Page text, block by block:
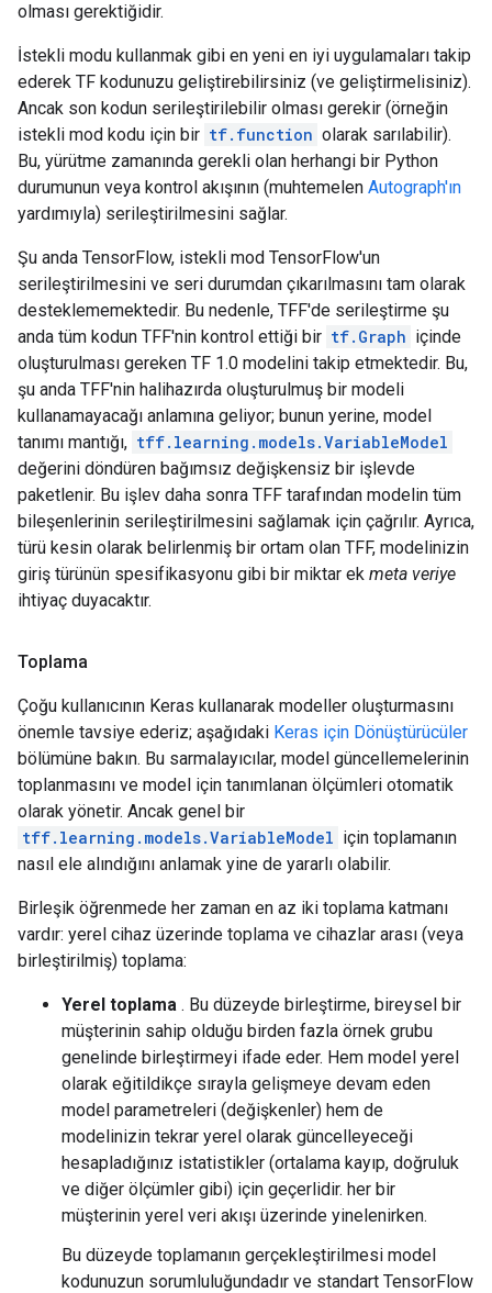
olması gerektiğidir.
İstekli modu kullanmak gibi en yeni en iyi uygulamaları takip
ederek TF kodunuzu geliştirebilirsiniz (ve geliştirmelisiniz).
Ancak son kodun serileştirilebilir olması gerekir (örneğin
istekli mod kodu için bir tf.function olarak sarılabilir).
Bu, yürütme zamanında gerekli olan herhangi bir Python
durumunun veya kontrol akışının (muhtemelen Autograph'ın
yardımıyla) serileştirilmesini sağlar.
Şu anda TensorFlow, istekli mod TensorFlow'un
serileştirilmesini ve seri durumdan çıkarılmasını tam olarak
desteklememektedir. Bu nedenle, TFF'de serileştirme şu
anda tüm kodun TFF'nin kontrol ettiği bir tf.Graph içinde
oluşturulması gereken TF 1.0 modelini takip etmektedir. Bu,
şu anda TFF'nin halihazırda oluşturulmuş bir modeli
kullanamayacağı anlamına geliyor; bunun yerine, model
tanımı mantığı, tff.learning.models.VariableModel
değerini döndüren bağımsız değişkensiz bir işlevde
paketlenir. Bu işlev daha sonra TFF tarafından modelin tüm
bileşenlerinin serileştirilmesini sağlamak için çağrılır. Ayrıca,
türü kesin olarak belirlenmiş bir ortam olan TFF, modelinizin
giriş türünün spesifikasyonu gibi bir miktar ek meta veriye
ihtiyaç duyacaktır.
Toplama
Çoğu kullanıcının Keras kullanarak modeller oluşturmasını
önemle tavsiye ederiz; aşağıdaki Keras için Dönüştürücüler
bölümüne bakın. Bu sarmalayıcılar, model güncellemelerinin
toplanmasını ve model için tanımlanan ölçümleri otomatik
olarak yönetir. Ancak genel bir
tff.learning.models.VariableModel için toplamanın
nasıl ele alındığını anlamak yine de yararlı olabilir.
Birleşik öğrenmede her zaman en az iki toplama katmanı
vardır: yerel cihaz üzerinde toplama ve cihazlar arası (veya
birleştirilmiş) toplama:
Yerel toplama . Bu düzeyde birleştirme, bireysel bir
müşterinin sahip olduğu birden fazla örnek grubu
genelinde birleştirmeyi ifade eder. Hem model yerel
olarak eğitildikçe sırayla gelişmeye devam eden
model parametreleri (değişkenler) hem de
modelinizin tekrar yerel olarak güncelleyeceği
hesapladığınız istatistikler (ortalama kayıp, doğruluk
ve diğer ölçümler gibi) için geçerlidir. her bir
müşterinin yerel veri akışı üzerinde yinelenirken.
Bu düzeyde toplamanın gerçekleştirilmesi model
kodunuzun sorumluluğundadır ve standart TensorFlow